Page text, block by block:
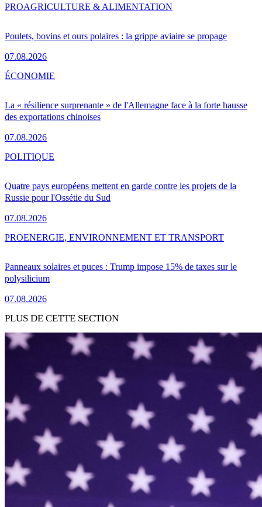
Poulets, bovins et ours polaires : la grippe aviaire se propage
07.08.2026
PROAGRICULTURE & ALIMENTATION
La « résilience surprenante » de l'Allemagne face à la forte hausse
des exportations chinoises
07.08.2026
ÉCONOMIE
Quatre pays européens mettent en garde contre les projets de la
Russie pour l'Ossétie du Sud
07.08.2026
POLITIQUE
Panneaux solaires et puces : Trump impose 15% de taxes sur le
polysilicium
07.08.2026
PROENERGIE, ENVIRONNEMENT ET TRANSPORT
PLUS DE CETTE SECTION